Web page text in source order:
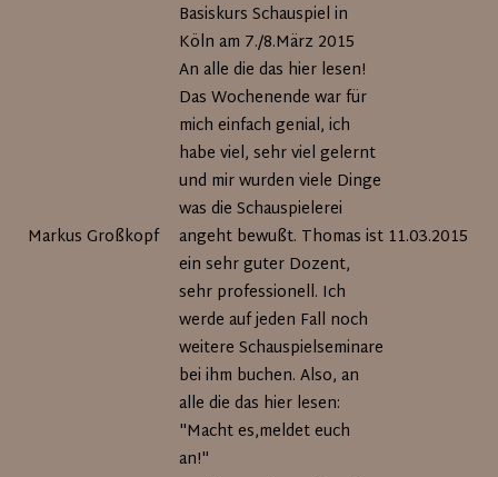
Markus Großkopf
Basiskurs Schauspiel in
Köln am 7./8.März 2015
An alle die das hier lesen!
Das Wochenende war für
mich einfach genial, ich
habe viel, sehr viel gelernt
und mir wurden viele Dinge
was die Schauspielerei
angeht bewußt. Thomas ist
ein sehr guter Dozent,
sehr professionell. Ich
werde auf jeden Fall noch
weitere Schauspielseminare
bei ihm buchen. Also, an
alle die das hier lesen:
"Macht es,meldet euch
an!"
11.03.2015